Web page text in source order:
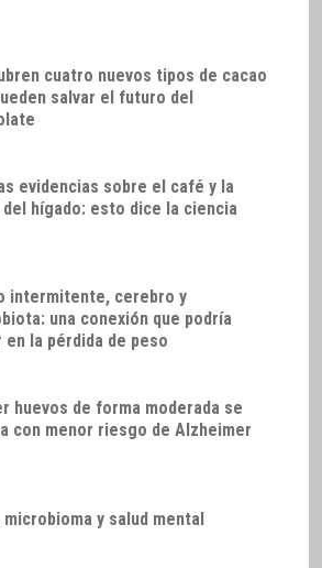
cuatro nuevos tipos de cacao
salvar el futuro del
evidencias sobre el café y la
del hígado: esto dice la ciencia
intermitente, cerebro y
una conexión que podría
en la pérdida de peso
huevos de forma moderada se
con menor riesgo de Alzheimer
microbioma y salud mental